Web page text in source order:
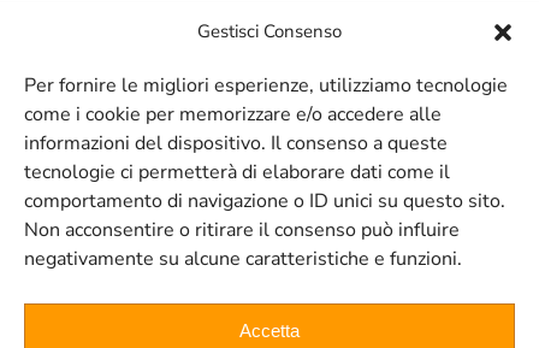
Gestisci Consenso
Per fornire le migliori esperienze, utilizziamo tecnologie
come i cookie per memorizzare e/o accedere alle
informazioni del dispositivo. Il consenso a queste
tecnologie ci permetterà di elaborare dati come il
comportamento di navigazione o ID unici su questo sito.
Non acconsentire o ritirare il consenso può influire
negativamente su alcune caratteristiche e funzioni.
Accetta
ISCRIVITI ALLA NOSTRA NEWSLETTER
Resta sempre aggiornato sui nostri
eventi e concerti
ISCRIVITI